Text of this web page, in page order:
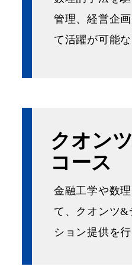
管理、経営企
て活躍が可能な
クオン
コース
金融工学や数
て、クオンツ&
ション提供を